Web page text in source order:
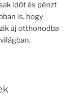
időt és pénzt
is, hogy
új otthonodba